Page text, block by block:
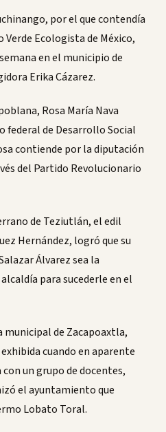
por el que contendía
Ecologista de México,
en el municipio de
Erika Cázarez.
Rosa María Nava
federal de Desarrollo Social
contiende por la diputación
del Partido Revolucionario
de Teziutlán, el edil
Hernández, logró que su
Álvarez sea la
para sucederle en el
municipal de Zacapoaxtla,
cuando en aparente
un grupo de docentes,
el ayuntamiento que
Lobato Toral.